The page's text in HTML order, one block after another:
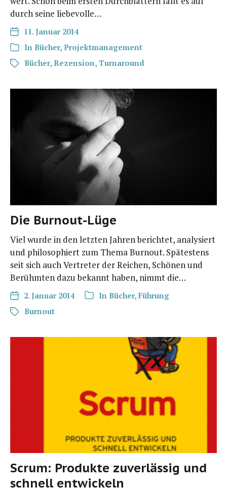
durch sei­ne liebevolle…
11. Januar 2014
In Bücher, Projektmanagement
Bücher, Rezension, Turnaround
Die Burnout-Lüge
Viel wur­de in den letz­ten Jah­ren berich­tet, ana­ly­siert
und phi­lo­so­phiert zum The­ma Burn­out. Spä­tes­tens
seit sich auch Ver­tre­ter der Rei­chen, Schö­nen und
Berühm­ten dazu bekannt haben, nimmt die…
2. Januar 2014 In Bücher, Führung
Burnout
Scrum: Produkte zuverlässig und
schnell entwickeln